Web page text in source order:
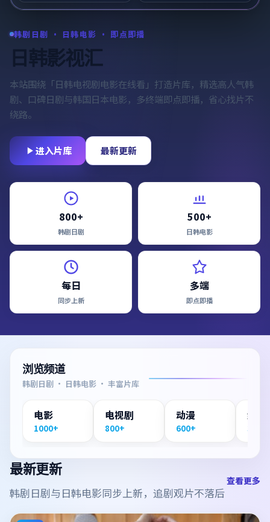
韩剧日剧 · 日韩电影 · 即点即播
日韩影视汇
本站围绕「日韩电视剧电影在线看 」打造片库，精选高人气韩
剧、口碑日剧与韩国日本电影，多终端即点即播，省心找片不
绕路。
进入片库 最新更新
800+
韩剧日剧
500+
日韩电影
每日
同步上新
多端
即点即播
浏览频道
韩剧日剧 · 日韩电影 · 丰富片库
电影
1000+
电视剧
800+
动漫
600+
纪录
300+
最新更新
韩剧日剧与日韩电影同步上新，追剧观片不落后
查看更多